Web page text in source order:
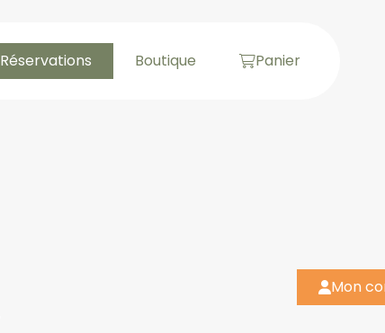
Réservations Boutique Panier
Mon